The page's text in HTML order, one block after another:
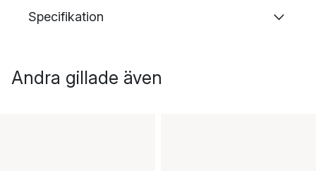
Specifikation
Andra gillade även